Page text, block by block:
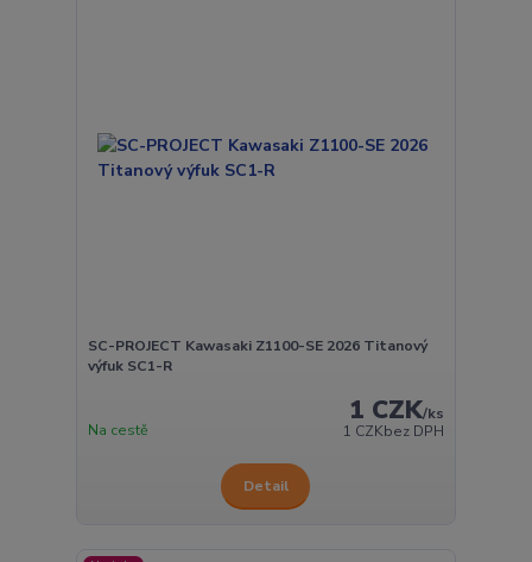
SC-PROJECT Kawasaki Z1100-SE 2026 Titanový
výfuk SC1-R
1 CZK/ks
1 CZKbez DPH
Na cestě
Detail